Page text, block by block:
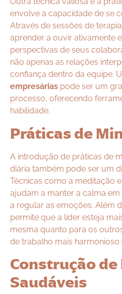
envolve a capacidade de se
Através de sessões de
aprender a ouvir ativamente
perspectivas de seus
não apenas as relações
confiança dentro da equipe.
empresárias pode ser um
processo, oferecendo
habilidade.
Práticas de
A introdução de práticas de
diária também pode ser um
Técnicas como a meditação
ajudam a manter a calma
a regular as emoções. Além
permite que a líder esteja
mesma quanto para os
de trabalho mais harmonioso
Construção de
Saudáveis